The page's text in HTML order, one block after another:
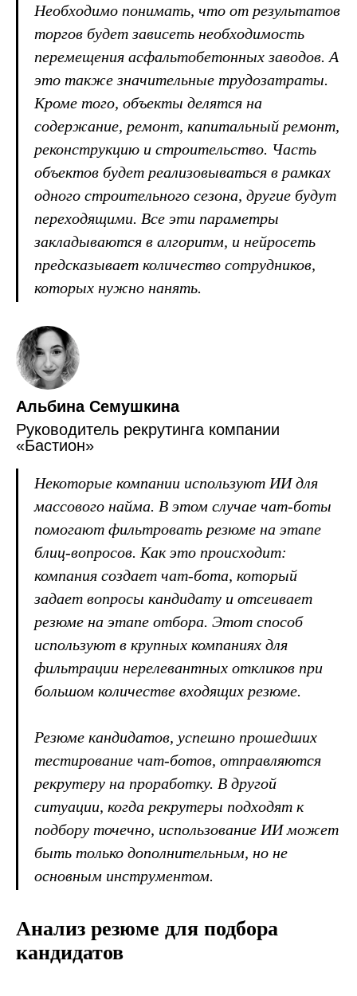
Необходимо понимать, что от результатов
торгов будет зависеть необходимость
перемещения асфальтобетонных заводов. А
это также значительные трудозатраты.
Кроме того, объекты делятся на
содержание, ремонт, капитальный ремонт,
реконструкцию и строительство. Часть
объектов будет реализовываться в рамках
одного строительного сезона, другие будут
переходящими. Все эти параметры
закладываются в алгоритм, и нейросеть
предсказывает количество сотрудников,
которых нужно нанять.
Альбина Семушкина
Руководитель рекрутинга компании
«Бастион»
Некоторые компании используют ИИ для
массового найма. В этом случае чат-боты
помогают фильтровать резюме на этапе
блиц-вопросов. Как это происходит:
компания создает чат-бота, который
задает вопросы кандидату и отсеивает
резюме на этапе отбора. Этот способ
используют в крупных компаниях для
фильтрации нерелевантных откликов при
большом количестве входящих резюме.
Резюме кандидатов, успешно прошедших
тестирование чат-ботов, отправляются
рекрутеру на проработку. В другой
ситуации, когда рекрутеры подходят к
подбору точечно, использование ИИ может
быть только дополнительным, но не
основным инструментом.
Анализ резюме для подбора
кандидатов